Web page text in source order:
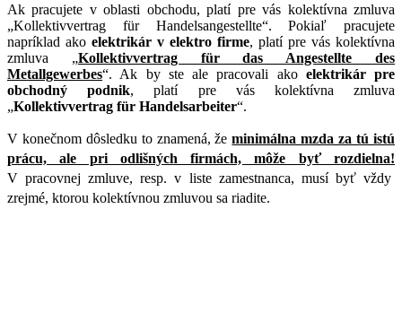
Ak pracujete v oblasti obchodu, platí pre vás kolektívna zmluva
„Kollektivvertrag für Handelsangestellte“. Pokiaľ pracujete
napríklad ako elektrikár v elektro firme, platí pre vás kolektívna
zmluva „Kollektivvertrag für das Angestellte des
Metallgewerbes“. Ak by ste ale pracovali ako elektrikár pre
obchodný podnik, platí pre vás kolektívna zmluva
„Kollektivvertrag für Handelsarbeiter“.
V konečnom dôsledku to znamená, žeminimálna mzda za tú istú
prácu, ale pri odlišných firmách, môže byť rozdielna!
V pracovnej zmluve, resp. v liste zamestnanca, musí byť vždy
zrejmé, ktorou kolektívnou zmluvou sa riadite.